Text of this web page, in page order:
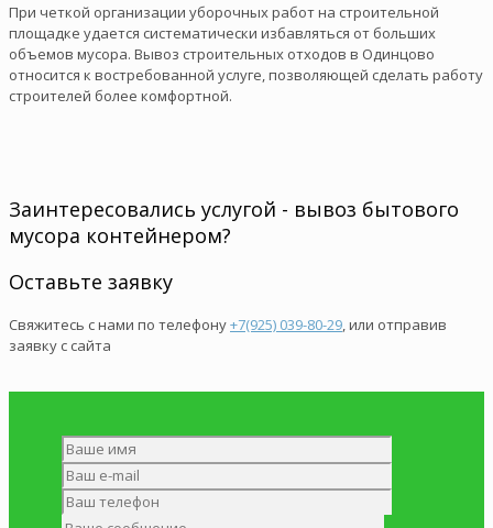
При четкой организации уборочных работ на строительной
площадке удается систематически избавляться от больших
объемов мусора. Вывоз строительных отходов в Одинцово
относится к востребованной услуге, позволяющей сделать работу
строителей более комфортной.
Заинтересовались услугой - вывоз бытового
мусора контейнером?
Оставьте заявку
Свяжитесь с нами по телефону+7(925) 039-80-29, или отправив
заявку с сайта